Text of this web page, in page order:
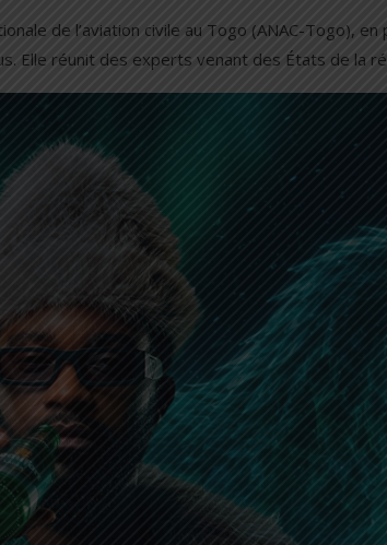
de l’aviation civile au Togo (ANAC-Togo), en
Elle réunit des experts venant des États de la